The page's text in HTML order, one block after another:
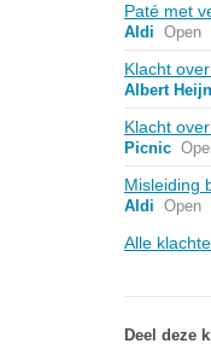
Paté met
Aldi Open
Klacht
Albert Heijn
Klacht
Picnic
Misleiding
Aldi Open
Alle
Deel deze